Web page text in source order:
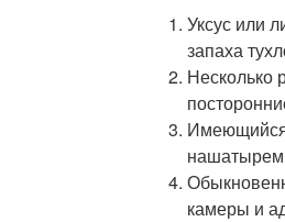
Уксус или
запаха
Несколько
Имеющийся
камеры и